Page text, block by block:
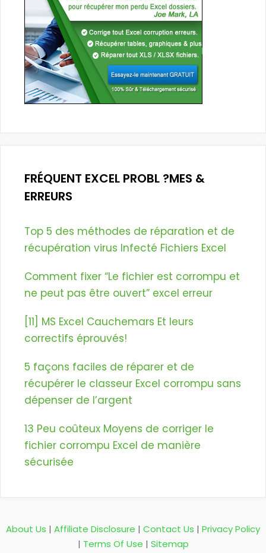
FRÉQUENT EXCEL PROBL ?MES &
ERREURS
Top 5 des méthodes de réparation et de
récupération virus Infecté Fichiers Excel
Comment fixer “Le fichier est corrompu et
ne peut pas être ouvert” excel erreur
[11] MS Excel Cauchemars Et leurs
correctifs éprouvés!
5 façons faciles de réparer et de
récupérer le classeur Excel corrompu sans
dépenser de l’argent
13 Peu coûteux Moyens de corriger le
fichier corrompu Excel de manière
sécurisée
About Us | Affiliate Disclosure | Contact Us | Privacy Policy
| Terms Of Use | Sitemap